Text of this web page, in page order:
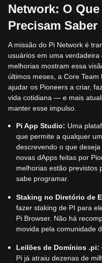
Network: O
Precisam Saber
A missão do Pi Network é
usuários em uma
melhorias mostram essa
últimos meses, a Core
ajudar os Pioneers a criar,
vida cotidiana — e mais
manter esse impulso.
Pi App Studio: Uma
que permite a qualquer
descrevendo o que
novas dApps feitas por
melhorias estão previstos
sabe programar.
Staking no Diretório de
fazer staking de PI para
Pi Browser. Não há
movida pela comunidade
Leilões de Domínios .pi:
Pi já atraiu dezenas de